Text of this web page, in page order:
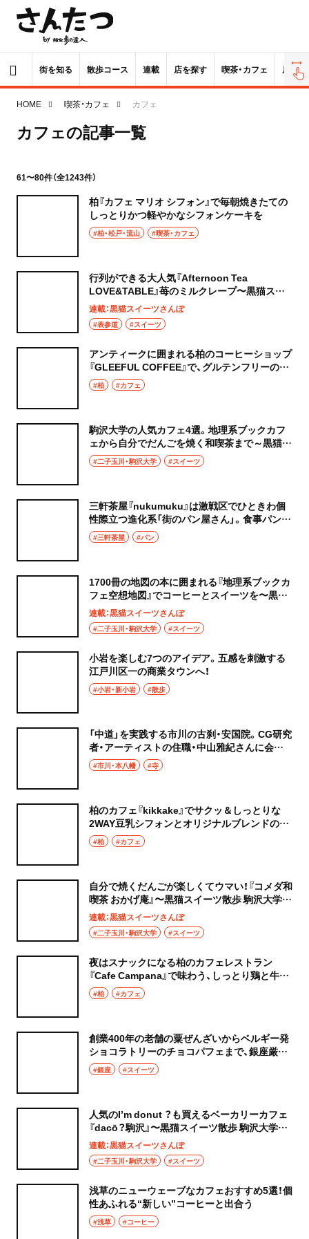
街を知る 散歩コース 連載 店を探す 喫茶・カフェ 居酒屋
HOME 喫茶・カフェ カフェ
カフェの記事一覧
61〜80件（全1243件）
柏『カフェ マリオ シフォン』で毎朝焼きたての
しっとりかつ軽やかなシフォンケーキを
#柏・松戸・流山 #喫茶・カフェ
行列ができる大人気『Afternoon Tea
LOVE&TABLE』苺のミルクレープ〜黒猫スイ
ーツ散歩 原宿表参道編33〜
連載：黒猫スイーツさんぽ
#表参道 #スイーツ
アンティークに囲まれる柏のコーヒーショップ
『GLEEFUL COFFEE』で、グルテンフリーの焼
き菓子に舌鼓
#柏 #カフェ
駒沢大学の人気カフェ4選。地理系ブックカフ
ェから自分でだんごを焼く和喫茶まで～黒猫ス
イーツ散歩 駒沢大学編まとめ～
#二子玉川・駒沢大学 #スイーツ
三軒茶屋『nukumuku』は激戦区でひときわ個
性際立つ進化系「街のパン屋さん」。食事パンか
らスイーツ系までずらり！
#三軒茶屋 #パン
1700冊の地図の本に囲まれる『地理系ブックカ
フェ空想地図』でコーヒーとスイーツを〜黒猫
スイーツ散歩 駒沢大学編3〜
連載：黒猫スイーツさんぽ
#二子玉川・駒沢大学 #スイーツ
小岩を楽しむ7つのアイデア。五感を刺激する
江戸川区一の商業タウンへ！
#小岩・新小岩 #散歩
「中道」を実践する市川の古刹・安国院。CG研究
者・アーティストの住職・中山雅紀さんに会い
に行く
#市川・本八幡 #寺
柏のカフェ『kikkake』でサクッ＆しっとりな
2WAY豆乳シフォンとオリジナルブレンドのコ
ーヒーを
#柏 #カフェ
自分で焼くだんごが楽しくてウマい！『コメダ和
喫茶 おかげ庵』〜黒猫スイーツ散歩 駒沢大学編
2〜
連載：黒猫スイーツさんぽ
#二子玉川・駒沢大学 #スイーツ
夜はスナックになる柏のカフェレストラン
『Cafe Campana』で味わう、しっとり鶏と牛の
相盛り丼
#柏 #カフェ
創業400年の老舗の粟ぜんざいからベルギー発
ショコラトリーのチョコパフェまで、銀座厳選
スイーツ4選～黒猫スイーツ散歩 銀座編まとめ
～
#銀座 #スイーツ
人気のI’m donut ？も買えるベーカリーカフェ
『dacō？駒沢』〜黒猫スイーツ散歩 駒沢大学編
1〜
連載：黒猫スイーツさんぽ
#二子玉川・駒沢大学 #スイーツ
浅草のニューウェーブなカフェおすすめ5選！個
性あふれる“新しい”コーヒーと出合う
#浅草 #コーヒー